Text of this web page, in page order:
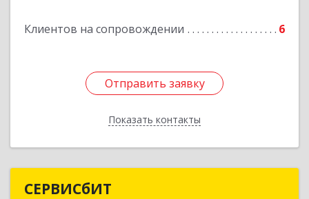
Клиентов на сопровождении 6
Отправить заявку
Показать контакты
Отправить заявку
Назад
СЕРВИСбИТ